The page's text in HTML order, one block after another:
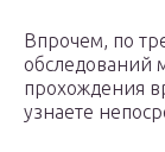
Впрочем, по
обследований
прохождения
узнаете